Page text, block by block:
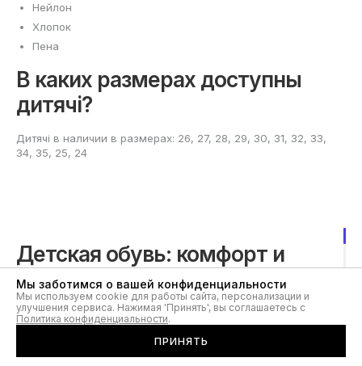
Нейлон
Хлопок
Пена
В каких размерах доступны
дитячі?
Дитячі в наличии в размерах: 26, 27, 28, 29, 30, 31, 32, 33,
34, 35, 25, 24
Детская обувь: комфорт и
безопасность каждый день
Детская обувь сейчас — это не просто защита ног, а
важная часть гардероба растущего ребенка.
Современные модели подходят для разных возрастов и
жизненных ситуаций — от прогулок и игр на площадке до
Мы заботимся о вашей конфиденциальности
Мы используем cookie для работы сайта, персонализации и
улучшения сервиса. Нажимая 'Принять', вы соглашаетесь с
Политика конфиденциальности.
ПРИНЯТЬ